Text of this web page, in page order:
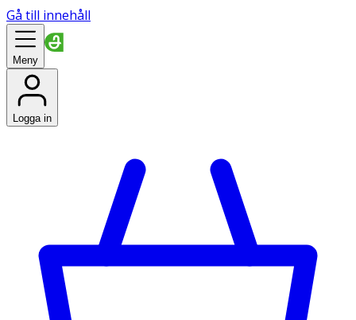
Gå till innehåll
Meny
Logga in